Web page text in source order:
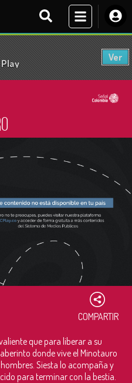
Play
Ver
COMPARTIR
que para liberar a su
donde vive el Minotauro
Siesta lo acompaña y
para terminar con la bestia.